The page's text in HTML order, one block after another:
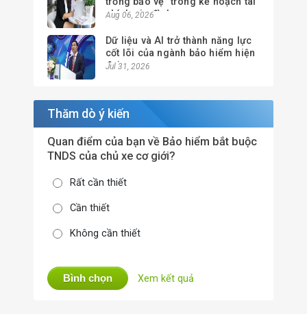
chính gia đình
Aug 06, 2026
Dữ liệu và AI trở thành năng lực
cốt lõi của ngành bảo hiểm hiện
đại
Jul 31, 2026
Thăm dò ý kiến
Quan điểm của bạn về Bảo hiểm bắt buộc
TNDS của chủ xe cơ giới?
Rất cần thiết
Cần thiết
Không cần thiết
Bình chọn Xem kết quả